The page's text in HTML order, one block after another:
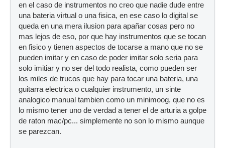
en el caso de instrumentos no creo que nadie dude entre
una bateria virtual o una fisica, en ese caso lo digital se
queda en una mera ilusion para apañar cosas pero no
mas lejos de eso, por que hay instrumentos que se tocan
en fisico y tienen aspectos de tocarse a mano que no se
pueden imitar y en caso de poder imitar solo seria para
solo imitiar y no ser del todo realista, como pueden ser
los miles de trucos que hay para tocar una bateria, una
guitarra electrica o cualquier instrumento, un sinte
analogico manual tambien como un minimoog, que no es
lo mismo tener uno de verdad a tener el de arturia a golpe
de raton mac/pc... simplemente no son lo mismo aunque
se parezcan.